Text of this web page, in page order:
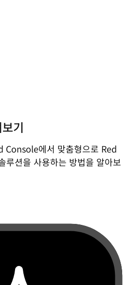
기
에서 맞춤형으로 Red
루션을 사용하는 방법을 알아보